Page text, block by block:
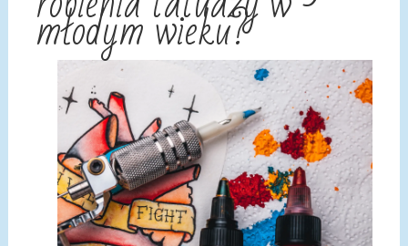
młodym wieku?